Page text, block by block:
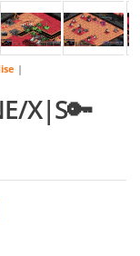
|
X|S🔑